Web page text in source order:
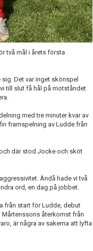
två mål i årets första
Det var inget skönspel
till slut få hål på motståndet
med tre minuter kvar av
framspelning av Ludde från
där stod Jocke och sköt
Ändå hade vi två
ord, en dag på jobbet.
från start för Ludde, debut
återkomst från
är några av sakerna att lyfta